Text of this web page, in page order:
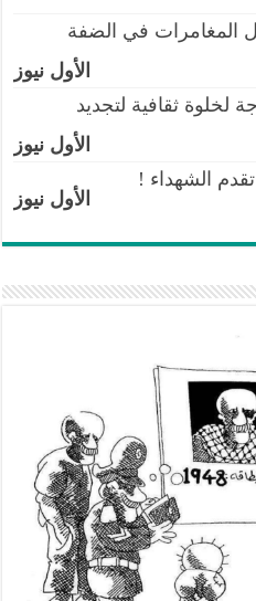
المغامرات في الضفة
الأول نيوز
ثقافية لتجديد
الأول نيوز
الشهداء !
الأول نيوز